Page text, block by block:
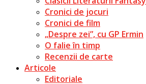
Cronici de jocuri
Cronici de film
„Despre zei”, cu GP Ermin
O falie în timp
Recenzii de carte
Articole
Editoriale